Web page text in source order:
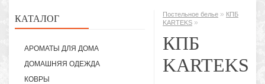
КАТАЛОГ
АРОМАТЫ ДЛЯ ДОМА
ДОМАШНЯЯ ОДЕЖДА
КОВРЫ
Постельное белье » КПБ
KARTEKS »
КПБ
KARTEKS